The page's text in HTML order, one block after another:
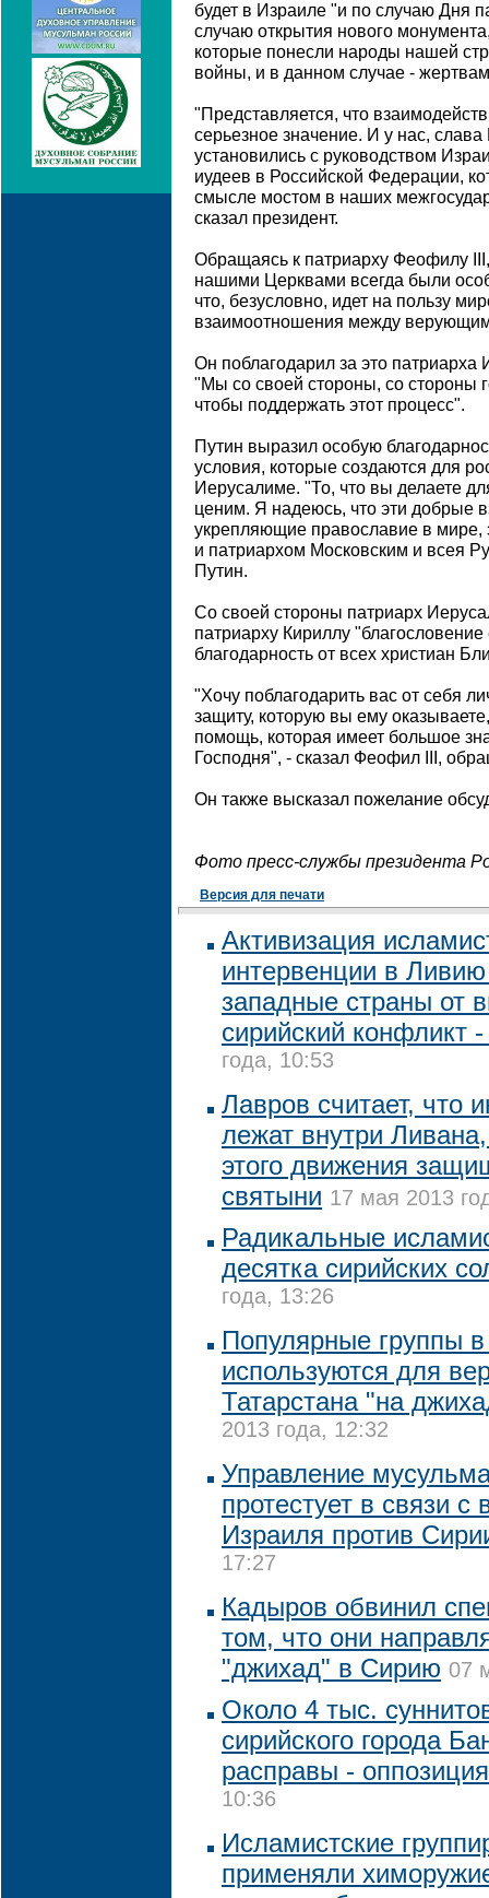
будет в Израиле "и по случаю Дня
случаю открытия нового
которые понесли народы нашей
войны, и в данном случае -
"Представляется, что
серьезное значение. И у нас,
установились с руководством
иудеев в Российской Федерации,
смысле мостом в наших
сказал президент.
Обращаясь к патриарху Феофилу
нашими Церквами всегда были
что, безусловно, идет на пользу
взаимоотношения между
Он поблагодарил за это
"Мы со своей стороны, со стороны
чтобы поддержать этот процесс".
Путин выразил особую
условия, которые создаются для
Иерусалиме. "То, что вы делаете
ценим. Я надеюсь, что эти добрые
укрепляющие православие в мире,
и патриархом Московским и всея
Путин.
Со своей стороны патриарх
патриарху Кириллу
благодарность от всех христиан
"Хочу поблагодарить вас от себя
защиту, которую вы ему
помощь, которая имеет большое
Господня", - сказал Феофил III,
Он также высказал пожелание
Фото пресс-службы президента
Версия для печати
Активизация
интервенции в Ливию
западные страны от
сирийский конфликт -
года, 10:53
Лавров считает, что
лежат внутри
этого движения
святыни 17 мая 2013
Радикальные
десятка сирийских
года, 13:26
Популярные группы в
используются для
Татарстана "на
2013 года, 12:32
Управление
протестует в связи
Израиля против
17:27
Кадыров обвинил
том, что они
"джихад" в Сирию 07
Около 4 тыс.
сирийского города
расправы - оппозиция
10:36
Исламистские
применяли